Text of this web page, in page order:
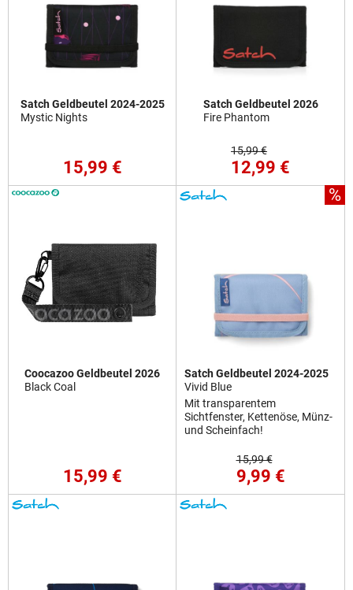
Satch Geldbeutel 2024-2025
Mystic Nights
15,99 €
Satch Geldbeutel 2026
Fire Phantom
15,99 €
12,99 €
Coocazoo Geldbeutel 2026
Black Coal
15,99 €
%
Satch Geldbeutel 2024-2025
Vivid Blue
Mit transparentem
Sichtfenster, Kettenöse, Münz-
und Scheinfach!
15,99 €
9,99 €